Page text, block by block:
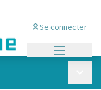
Se connecter